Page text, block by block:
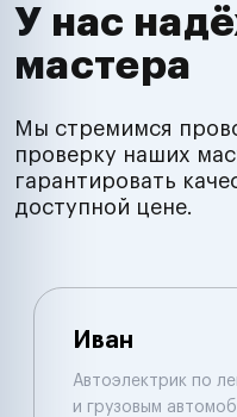
У нас
мастера
Мы стремимся
проверку наших
гарантировать
доступной цене.
Иван
Автоэлектрик по
и грузовым